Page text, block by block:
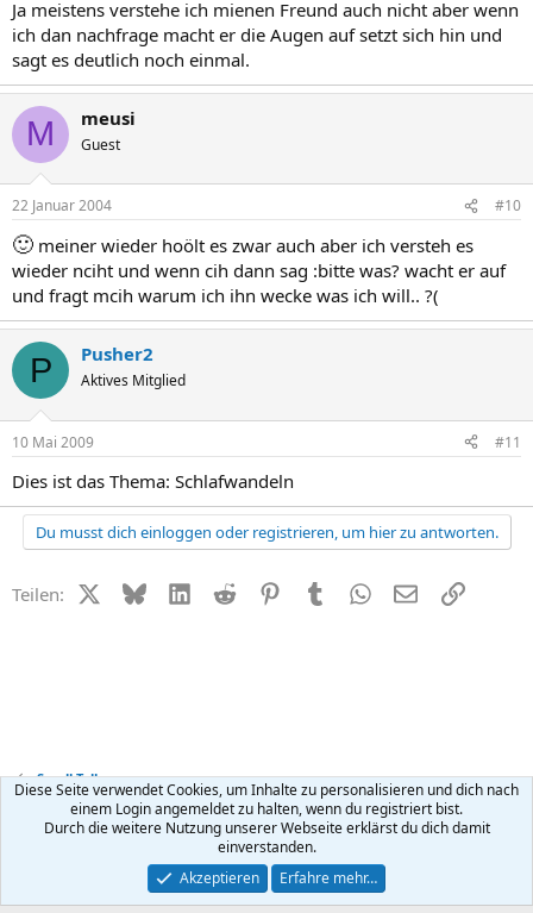
Ja meistens verstehe ich mienen Freund auch nicht aber wenn
ich dan nachfrage macht er die Augen auf setzt sich hin und
sagt es deutlich noch einmal.
M meusi
Guest
22 Januar 2004 #10
🙂 meiner wieder hoölt es zwar auch aber ich versteh es
wieder nciht und wenn cih dann sag :bitte was? wacht er auf
und fragt mcih warum ich ihn wecke was ich will.. ?(
P Pusher2
Aktives Mitglied
10 Mai 2009 #11
Dies ist das Thema: Schlafwandeln
Du musst dich einloggen oder registrieren, um hier zu antworten.
Teilen: X (Twitter)
BlueskyLinkedIn
Reddit PinterestTumblr WhatsApp
E-MailLink
Small Talk
Kontakt Nutzungsbedingungen Datenschutz Hilfe
R
Community platform by XenForo ® © 2010-2026 XenForo Ltd.
Diese Seite verwendet Cookies, um Inhalte zu personalisieren und dich nach
einem Login angemeldet zu halten, wenn du registriert bist.
Durch die weitere Nutzung unserer Webseite erklärst du dich damit
einverstanden.
Akzeptieren
Erfahre mehr…